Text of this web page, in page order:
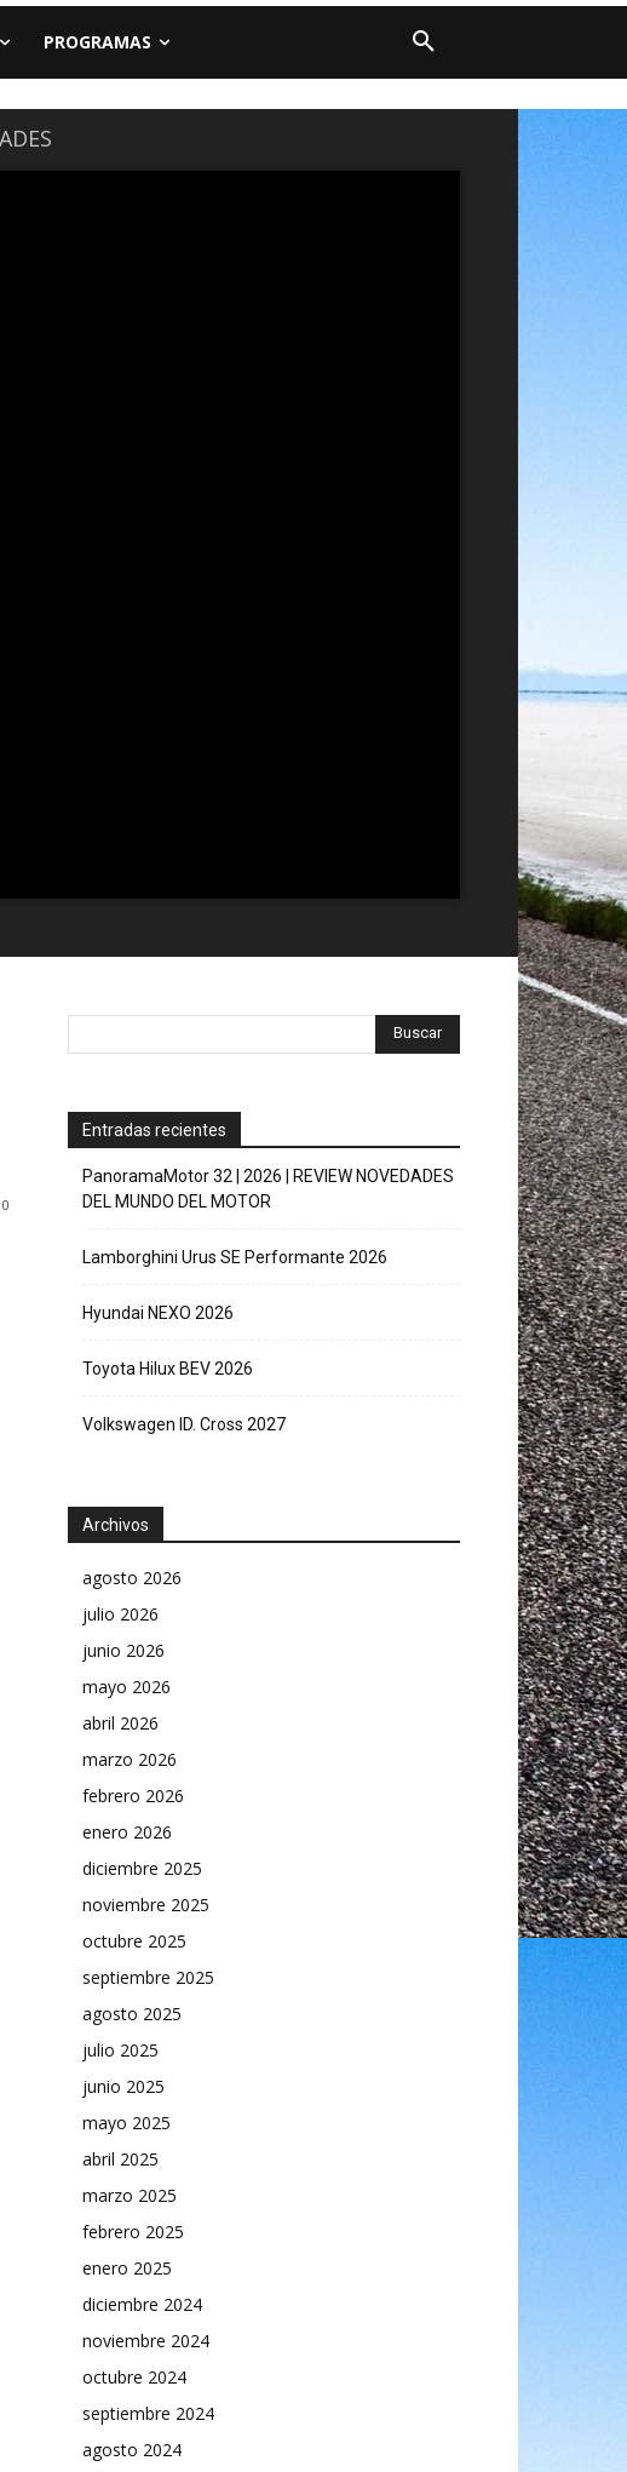
PROGRAMAS
0
Entradas recientes
PanoramaMotor 32 | 2026 | REVIEW NOVEDADES
DEL MUNDO DEL MOTOR
Lamborghini Urus SE Performante 2026
Hyundai NEXO 2026
Toyota Hilux BEV 2026
Volkswagen ID. Cross 2027
Archivos
agosto 2026
julio 2026
junio 2026
mayo 2026
abril 2026
marzo 2026
febrero 2026
enero 2026
diciembre 2025
noviembre 2025
octubre 2025
septiembre 2025
agosto 2025
julio 2025
junio 2025
mayo 2025
abril 2025
marzo 2025
febrero 2025
enero 2025
diciembre 2024
noviembre 2024
octubre 2024
septiembre 2024
agosto 2024